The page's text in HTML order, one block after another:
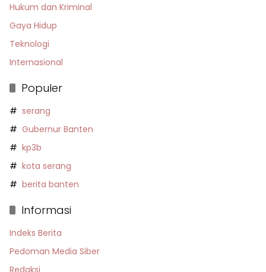
Hukum dan Kriminal
Gaya Hidup
Teknologi
Internasional
Populer
serang
Gubernur Banten
kp3b
kota serang
berita banten
Informasi
Indeks Berita
Pedoman Media Siber
Redaksi